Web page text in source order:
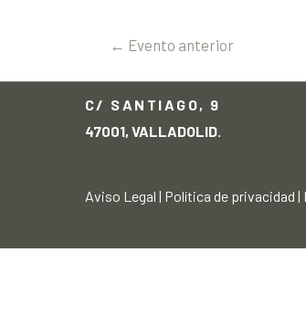
← Evento anterior
C/ SANTIAGO, 9
47001, VALLADOLID.
Aviso Legal | Política de privacidad |